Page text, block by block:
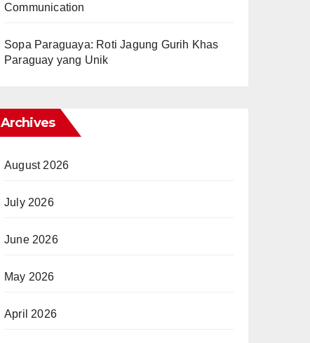
Communication
Sopa Paraguaya: Roti Jagung Gurih Khas
Paraguay yang Unik
Archives
August 2026
July 2026
June 2026
May 2026
April 2026